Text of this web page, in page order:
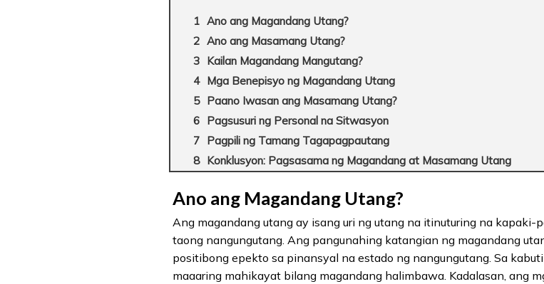
Ano ang Magandang Utang?
Ano ang Masamang Utang?
Kailan Magandang Mangutang?
Mga Benepisyo ng Magandang Utang
Paano Iwasan ang Masamang Utang?
Pagsusuri ng Personal na Sitwasyon
Pagpili ng Tamang Tagapagpautang
Konklusyon: Pagsasama ng Magandang at Masamang Utang
Ano ang Magandang Utang?
Ang magandang utang ay isang uri ng utang na itinuturing na kapaki-
taong nangungutang. Ang pangunahing katangian ng magandang
positibong epekto sa pinansyal na estado ng nangungutang. Sa
maaaring mahikayat bilang magandang halimbawa. Kadalasan, ang